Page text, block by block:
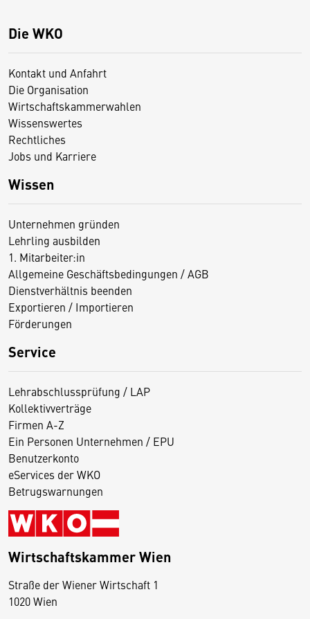
Die WKO
Kontakt und Anfahrt
Die Organisation
Wirtschaftskammerwahlen
Wissenswertes
Rechtliches
Jobs und Karriere
Wissen
Unternehmen gründen
Lehrling ausbilden
1. Mitarbeiter:in
Allgemeine Geschäftsbedingungen / AGB
Dienstverhältnis beenden
Exportieren / Importieren
Förderungen
Service
Lehrabschlussprüfung / LAP
Kollektivverträge
Firmen A-Z
Ein Personen Unternehmen / EPU
Benutzerkonto
eServices der WKO
Betrugswarnungen
Wirtschaftskammer Wien
Straße der Wiener Wirtschaft 1
1020 Wien